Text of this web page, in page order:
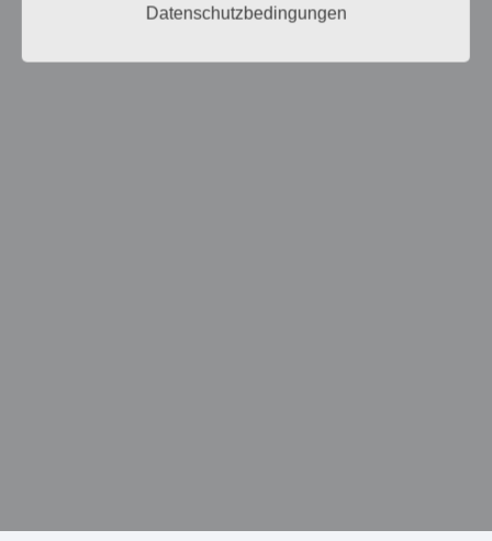
Datenschutzbedingungen